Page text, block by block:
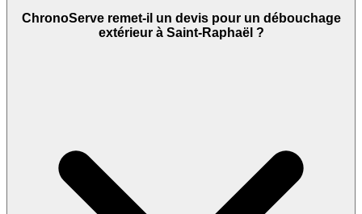
ChronoServe remet-il un devis pour un débouchage
extérieur à Saint-Raphaël ?